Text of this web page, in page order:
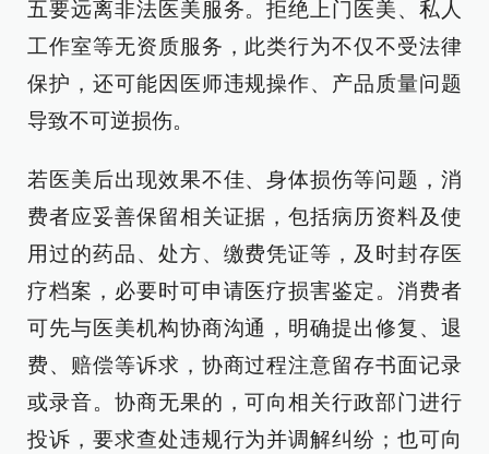
五要远离非法医美服务。拒绝上门医美、私人
工作室等无资质服务，此类行为不仅不受法律
保护，还可能因医师违规操作、产品质量问题
导致不可逆损伤。
若医美后出现效果不佳、身体损伤等问题，消
费者应妥善保留相关证据，包括病历资料及使
用过的药品、处方、缴费凭证等，及时封存医
疗档案，必要时可申请医疗损害鉴定。消费者
可先与医美机构协商沟通，明确提出修复、退
费、赔偿等诉求，协商过程注意留存书面记录
或录音。协商无果的，可向相关行政部门进行
投诉，要求查处违规行为并调解纠纷；也可向